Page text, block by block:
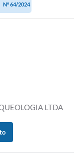
Nº 64/2024
LTDA